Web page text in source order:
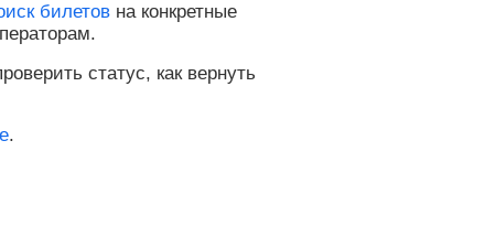
билетов на конкретные
статус, как вернуть
.